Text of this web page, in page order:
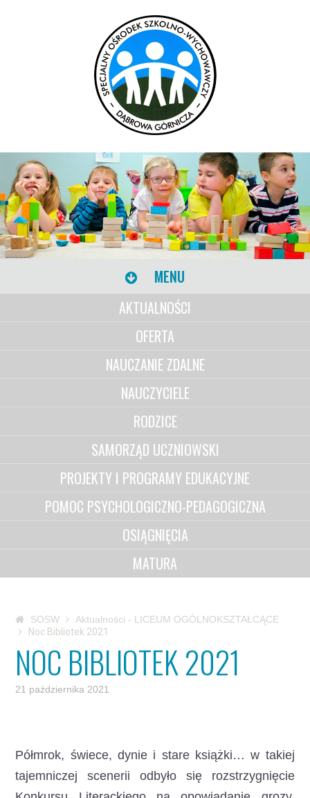
MENU
AKTUALNOŚCI
OFERTA
NAUCZANIE ZDALNE
NAUCZYCIELE
RODZICE
SAMORZĄD UCZNIOWSKI
PROJEKTY I PROGRAMY EDUKACYJNE
POMOC PSYCHOLOGICZNO-PEDAGOGICZNA
OSIĄGNIĘCIA
MATURA
SOSW
Aktualności - LICEUM OGÓLNOKSZTAŁCĄCE
Noc Bibliotek 2021
NOC BIBLIOTEK 2021
21 października 2021
Półmrok, świece, dynie i stare książki… w takiej
tajemniczej scenerii odbyło się rozstrzygnięcie